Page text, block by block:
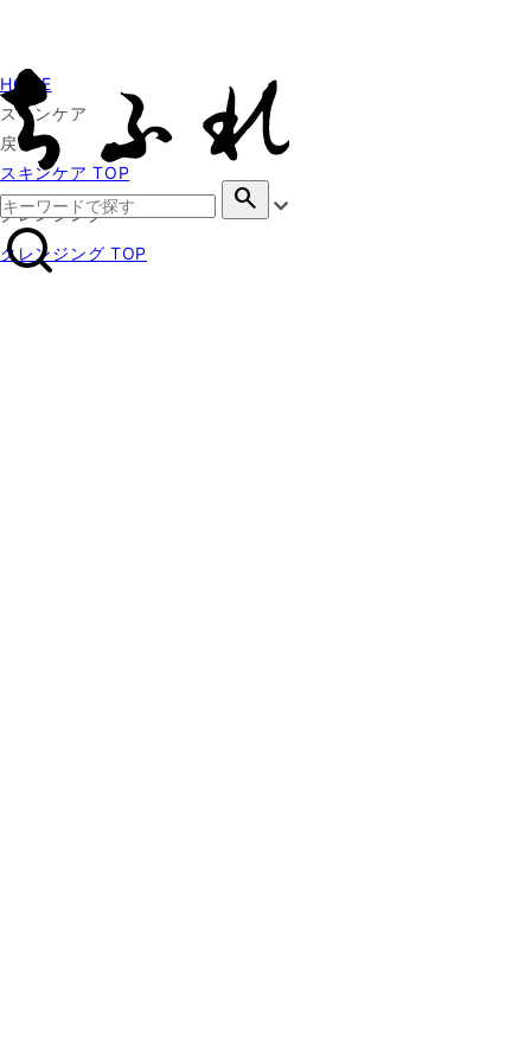
search
HOME
スキンケア
戻る
スキンケア TOP
クレンジング
クレンジング TOP